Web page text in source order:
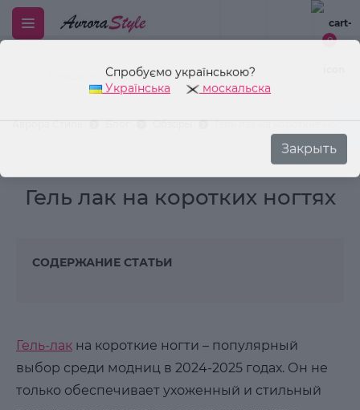
0
Аврора Стиль Блог Обзоры Гель лак на короткие ногти
Спробуємо українською?
Гель лак на коротких ногтях
СОДЕРЖАНИЕ СТАТЬИ
Гель-лак на короткие ногти – популярный
выбор среди модниц в 2024-2025 годах. Он не
только обеспечивает ухоженный и стильный